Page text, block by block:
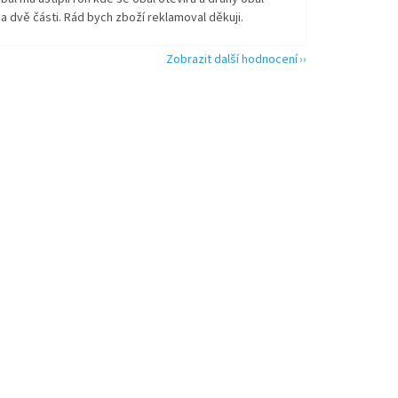
dvě části. Rád bych zboží reklamoval děkuji.
Zobrazit další hodnocení